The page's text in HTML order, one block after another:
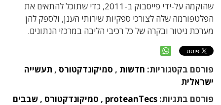
שהוקמה על-ידי פייסבוק ב-2011, כדי שתוכל להתאים את
הפלטפורמה שלה לצורכי ספקיות שירותי הענן, ולספק להן
מערכת ניטור ובקרה של כל רכיבי הליבה במרכזי הנתונים.
פורסם בקטגוריות: חדשות , סמיקונדקטורס , תעשייה
ישראלית
פורסם בתגיות: proteanTecs
, סמיקונדקטורס , שבבים